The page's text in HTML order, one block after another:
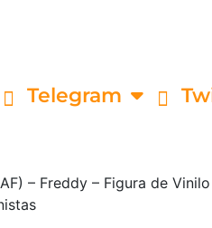
Telegram
– Freddy – Figura de